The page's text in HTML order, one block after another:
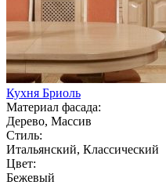
Кухня Бриоль
Материал фасада:
Дерево, Массив
Стиль:
Итальянский, Классический
Цвет:
Бежевый